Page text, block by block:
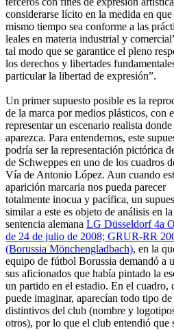
considerarse lícito en la medida en que
mismo tiempo sea conforme a las
leales en materia industrial y
tal modo que se garantice el pleno
los derechos y libertades
particular la libertad de expresión”.
Un primer supuesto posible es la
de la marca por medios plásticos, con
representar un escenario realista donde
aparezca. Para entendernos, este
podría ser la representación pictórica
de Schweppes en uno de los cuadros
Vía de Antonio López. Aun cuando
aparición marcaria nos pueda parecer
totalmente inocua y pacífica, un
similar a este es objeto de análisis en la
sentencia alemana LG Düsseldorf 4a
de 24 de julio de 2008; GRUR-RR
(Borussia Mönchengladbach), en la
equipo de fútbol Borussia demandó a
sus aficionados que había pintado la
un partido en el estadio. En el cuadro,
puede imaginar, aparecían todo tipo
distintivos del club (nombre y
otros), por lo que el club entendió que